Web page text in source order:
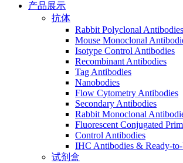
产品展示
抗体
Rabbit Polyclonal Antibodies
Mouse Monoclonal
Isotype Control Antibodies
Recombinant Antibodies
Tag Antibodies
Nanobodies
Flow Cytometry Antibodies
Secondary Antibodies
Rabbit Monoclonal
Fluorescent Conjugated
Control Antibodies
IHC Antibodies & Ready-
试剂盒